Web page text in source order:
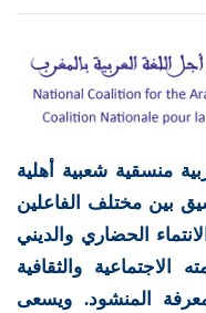
منسقية شعبية أهلية
بين مختلف الفاعلين
الحضاري والديني
والثقافية
المنشود. ويسعى